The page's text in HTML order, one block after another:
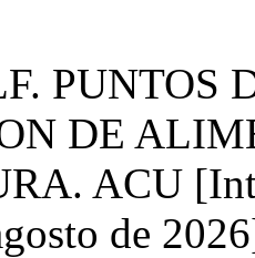
PUNTOS
DE
ACU
de